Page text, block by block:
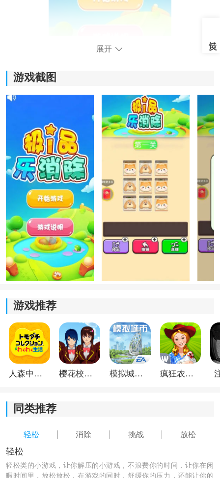
《极品乐消除》游戏玩法：
*丰富多样的关卡和场景，让玩家在不同的环境中享受消
除的乐趣。
*每个关卡都有独特的任务目标，玩家需要根据任务目标
来设计最佳消除策略，增加游戏的策略性。
*游戏内提供了各种强力道具和特殊元素，如炸弹和万能
宝石，让玩家能够更快地消除宠物并获得高分。
*轻松愉快的游戏背景音乐，让玩家放松心情，享受消除
的乐趣。
展开
游戏截图
游戏推荐
人森中文版 樱花校园模拟器1.048.00中文版 模拟城市我是巿长联机版 疯狂农场3美国派19
同类推荐
轻松 消除 挑战 放松
轻松
轻松类的小游戏，让你解压的小游戏，不浪费你的时间，让你在闲
暇时间里，放松放松，在游戏的同时，舒缓你的压力，还能让你的